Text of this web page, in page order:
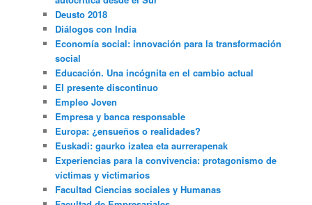
Deusto 2018
Diálogos con India
Economía social: innovación para la transformación
social
Educación. Una incógnita en el cambio actual
El presente discontinuo
Empleo Joven
Empresa y banca responsable
Europa: ¿ensueños o realidades?
Euskadi: gaurko izatea eta aurrerapenak
Experiencias para la convivencia: protagonismo de
víctimas y victimarios
Facultad Ciencias sociales y Humanas